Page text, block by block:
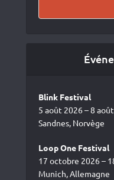
Blink Festival
5 août 2026 – 8
Sandnes, Norvège
Loop One Festival
17 octobre 2026 –
Munich, Allemagne